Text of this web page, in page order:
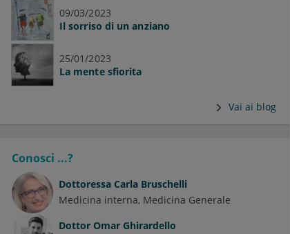
09/03/2023
Il sorriso di un anziano
25/01/2023
La mente sfiorita
Vai ai blog
Conosci ...?
Dottoressa Carla Bruschelli
Medicina interna Medicina Generale
Dottor Omar Ghirardello